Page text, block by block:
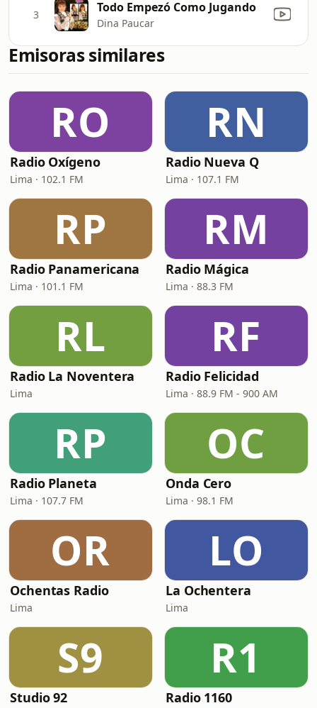
3 Todo Empezó Como Jugando
Dina Paucar
Emisoras similares
RO
Radio Oxígeno
Lima · 102.1 FM
RN
Radio Nueva Q
Lima · 107.1 FM
RP
Radio Panamericana
Lima · 101.1 FM
RM
Radio Mágica
Lima · 88.3 FM
RL
Radio La Noventera
Lima
RF
Radio Felicidad
Lima · 88.9 FM - 900 AM
RP
Radio Planeta
Lima · 107.7 FM
OC
Onda Cero
Lima · 98.1 FM
OR
Ochentas Radio
Lima
LO
La Ochentera
Lima
S9
Studio 92
R1
Radio 1160